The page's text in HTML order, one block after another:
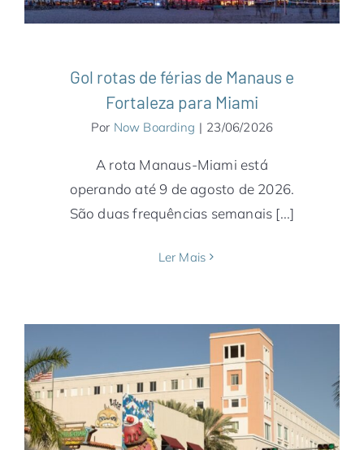
Gol rotas de férias de Manaus e
Fortaleza para Miami
Por Now Boarding | 23/06/2026
A rota Manaus-Miami está
operando até 9 de agosto de 2026.
São duas frequências semanais [...]
Ler Mais
5 bairros em Miami forjados por
imigrantes para visitar